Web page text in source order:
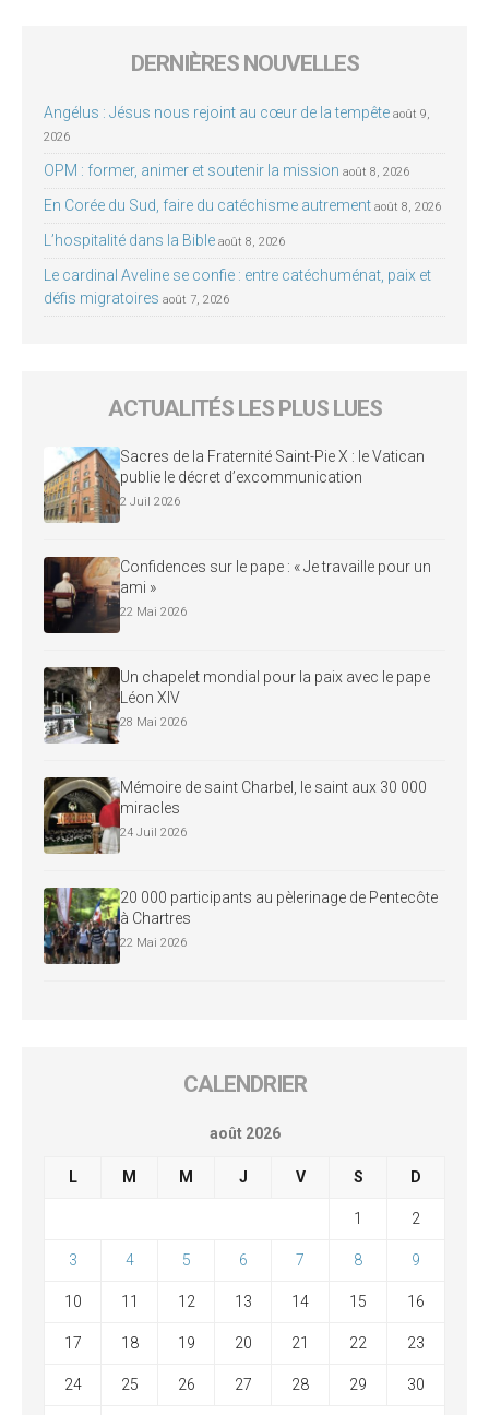
DERNIÈRES NOUVELLES
Angélus : Jésus nous rejoint au cœur de la tempête août 9,
2026
OPM : former, animer et soutenir la mission août 8, 2026
En Corée du Sud, faire du catéchisme autrement août 8, 2026
L’hospitalité dans la Bible août 8, 2026
Le cardinal Aveline se confie : entre catéchuménat, paix et
défis migratoires août 7, 2026
ACTUALITÉS LES PLUS LUES
Sacres de la Fraternité Saint-Pie X : le Vatican
publie le décret d’excommunication
2 Juil 2026
Confidences sur le pape : « Je travaille pour un
ami »
22 Mai 2026
Un chapelet mondial pour la paix avec le pape
Léon XIV
28 Mai 2026
Mémoire de saint Charbel, le saint aux 30 000
miracles
24 Juil 2026
20 000 participants au pèlerinage de Pentecôte
à Chartres
22 Mai 2026
CALENDRIER
août 2026
L M M J V S D
1 2
3 4 5 6 7 8 9
10 11 12 13 14 15 16
17 18 19 20 21 22 23
24 25 26 27 28 29 30